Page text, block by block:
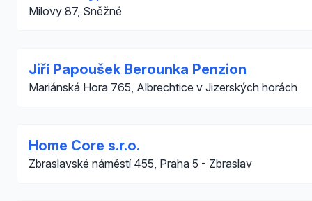
Milovy 87, Sněžné
Jiří Papoušek Berounka Penzion
Mariánská Hora 765, Albrechtice v Jizerských horách
Home Core s.r.o.
Zbraslavské náměstí 455, Praha 5 - Zbraslav